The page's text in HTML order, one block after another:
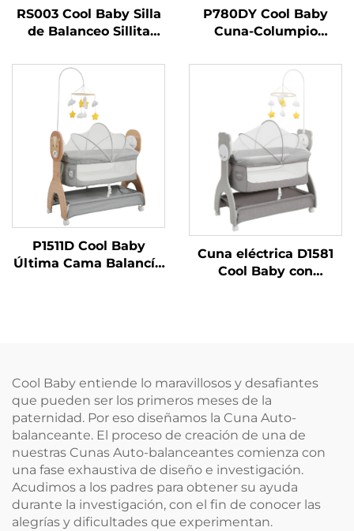
RS003 Cool Baby Silla
de Balanceo Sillita
para Niños y Niñas con
Bluetooth Activado
P780DY Cool Baby
Cuna-Columpio
para Bebé con 5
Velocidades de
Balanceo y Detección
de Llanto
P1511D Cool Baby
Última Cama Balancín
Cuna eléctrica D1581
Cool Baby con
Cool Baby entiende lo maravillosos y desafiantes
que pueden ser los primeros meses de la
paternidad. Por eso diseñamos la Cuna Auto-
balanceante. El proceso de creación de una de
nuestras Cunas Auto-balanceantes comienza con
una fase exhaustiva de diseño e investigación.
Acudimos a los padres para obtener su ayuda
durante la investigación, con el fin de conocer las
alegrías y dificultades que experimentan.